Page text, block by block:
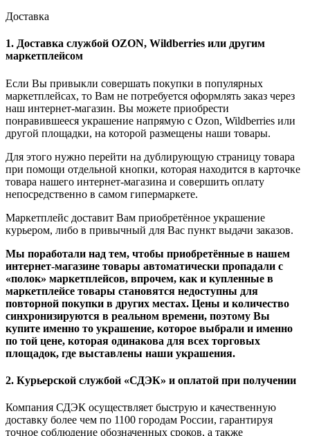
Доставка
1. Доставка службой OZON, Wildberries или другим
маркетплейсом
Если Вы привыкли совершать покупки в популярных
маркетплейсах, то Вам не потребуется оформлять заказ через
наш интернет-магазин. Вы можете приобрести
понравившееся украшение напрямую с Ozon, Wildberries или
другой площадки, на которой размещены наши товары.
Для этого нужно перейти на дублирующую страницу товара
при помощи отдельной кнопки, которая находится в карточке
товара нашего интернет-магазина и совершить оплату
непосредственно в самом гипермаркете.
Маркетплейс доставит Вам приобретённое украшение
курьером, либо в привычный для Вас пункт выдачи заказов.
Мы поработали над тем, чтобы приобретённые в нашем
интернет-магазине товары автоматически пропадали с
«полок» маркетплейсов, впрочем, как и купленные в
маркетплейсе товары становятся недоступны для
повторной покупки в других местах. Цены и количество
синхронизируются в реальном времени, поэтому Вы
купите именно то украшение, которое выбрали и именно
по той цене, которая одинакова для всех торговых
площадок, где выставлены наши украшения.
2. Курьерской службой «СДЭК» и оплатой при получении
Компания СДЭК осуществляет быструю и качественную
доставку более чем по 1100 городам России, гарантируя
точное соблюдение обозначенных сроков, а также